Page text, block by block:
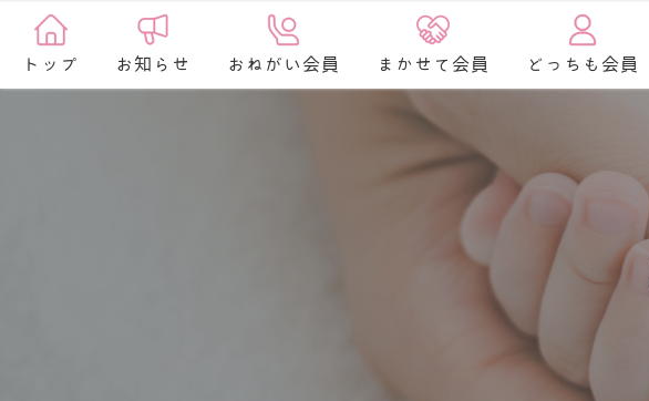
トップ お知らせ おねがい会員 まかせて会員 どっちも会員